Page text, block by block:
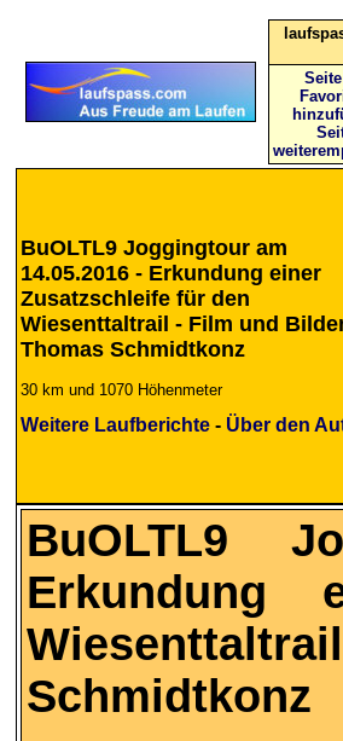
BuOLTL9 Joggingtour am
14.05.2016 - Erkundung einer
Zusatzschleife für den
Wiesenttaltrail - Film und
Thomas Schmidtkonz
30 km und 1070 Höhenmeter
Weitere Laufberichte - Über den
BuOLTL9
Erkundung
Schmidtkonz